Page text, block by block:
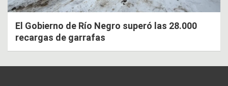
El Gobierno de Río Negro superó las 28.000
recargas de garrafas